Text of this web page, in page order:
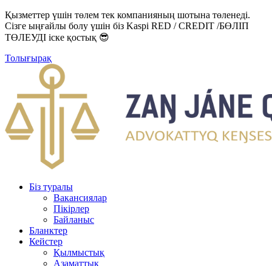
Қызметтер үшін төлем тек компанияның шотына төленеді.
Сізге ыңғайлы болу үшін біз Kaspi RED / CREDIT /БӨЛІП
ТӨЛЕУДІ іске қостық 😎
Толығырақ
Біз туралы
Вакансиялар
Пікірлер
Байланыс
Бланктер
Кейстер
Қылмыстық
Азаматтық